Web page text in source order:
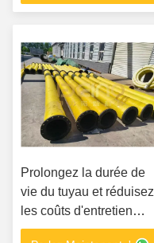
Prolongez la durée de
vie du tuyau et réduisez
les coûts d'entretien
avec notre tuyau en